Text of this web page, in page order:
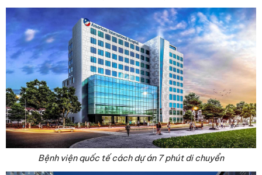
Bệnh viện quốc tế cách dự án 7 phút di chuyển